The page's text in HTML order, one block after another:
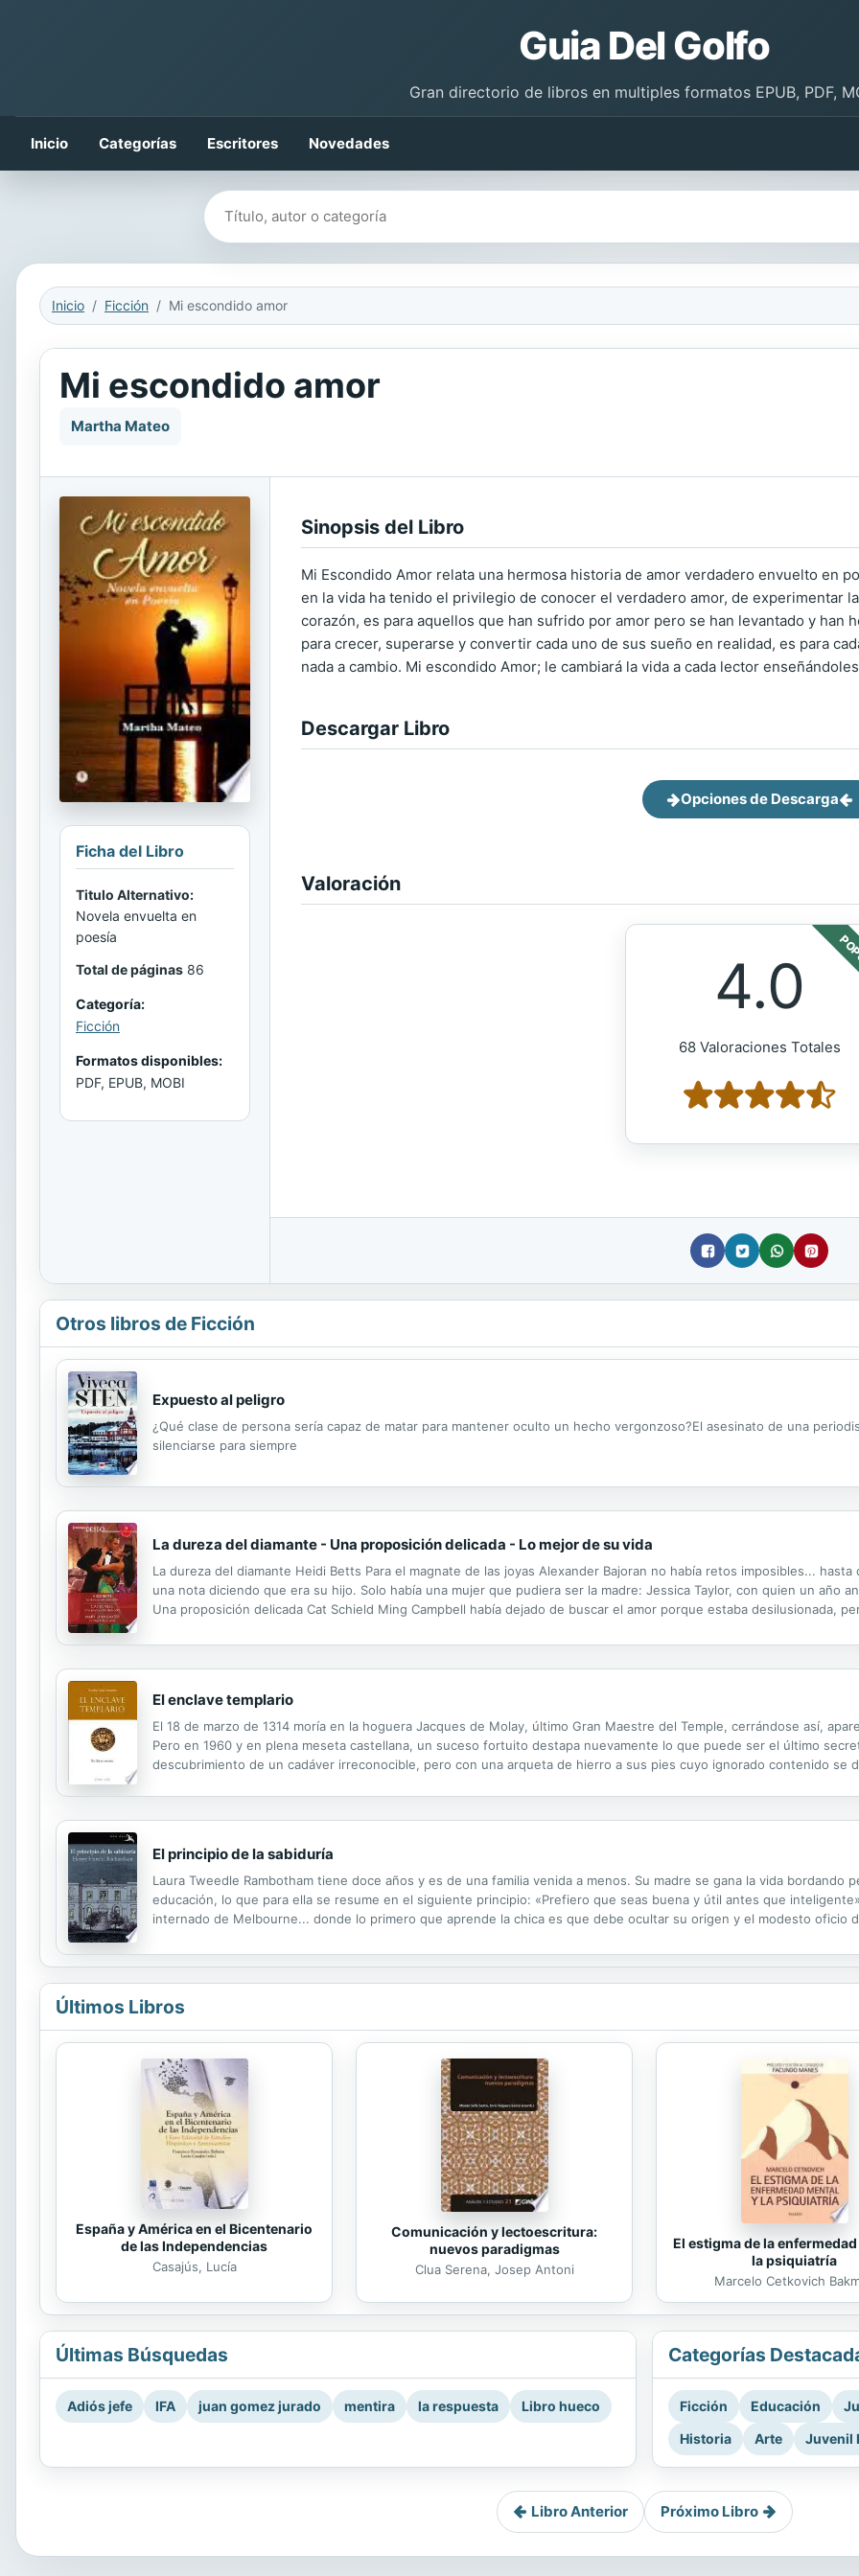
Guia Del Golfo
Gran directorio de libros en multiples formatos EPUB, PDF,
Inicio Categorías Escritores Novedades
Buscar libros
Inicio Ficción Mi escondido amor
Mi escondido amor
Martha Mateo
Ficha del Libro
Titulo Alternativo:
Novela envuelta en
poesía
Total de páginas 86
Categoría:
Ficción
Formatos disponibles:
PDF, EPUB, MOBI
Sinopsis del Libro
Mi Escondido Amor relata una hermosa historia de amor verdadero envuelto en
en la vida ha tenido el privilegio de conocer el verdadero amor, de experimentar
corazón, es para aquellos que han sufrido por amor pero se han levantado y han
para crecer, superarse y convertir cada uno de sus sueño en realidad, es para
nada a cambio. Mi escondido Amor; le cambiará la vida a cada lector
Descargar Libro
Opciones de Descarga
Valoración
4.0
68 Valoraciones Totales
Otros libros de Ficción
Expuesto al peligro
¿Qué clase de persona sería capaz de matar para mantener oculto un hecho vergonzoso?El asesinato de una
silenciarse para siempre
La dureza del diamante - Una proposición delicada - Lo mejor de su vida
La dureza del diamante Heidi Betts Para el magnate de las joyas Alexander Bajoran no había retos imposibles...
una nota diciendo que era su hijo. Solo había una mujer que pudiera ser la madre: Jessica Taylor, con quien un año
Una proposición delicada Cat Schield Ming Campbell había dejado de buscar el amor porque estaba desilusionada,
El enclave templario
El 18 de marzo de 1314 moría en la hoguera Jacques de Molay, último Gran Maestre del Temple, cerrándose así,
Pero en 1960 y en plena meseta castellana, un suceso fortuito destapa nuevamente lo que puede ser el último
descubrimiento de un cadáver irreconocible, pero con una arqueta de hierro a sus pies cuyo ignorado contenido se
El principio de la sabiduría
Laura Tweedle Rambotham tiene doce años y es de una familia venida a menos. Su madre se gana la vida bordando
educación, lo que para ella se resume en el siguiente principio: «Prefiero que seas buena y útil antes que
internado de Melbourne... donde lo primero que aprende la chica es que debe ocultar su origen y el modesto oficio
Últimos Libros
España y América en el Bicentenario
de las Independencias
Casajús, Lucía
Comunicación y lectoescritura:
nuevos paradigmas
Clua Serena, Josep Antoni
El estigma de la
la psiquiatría
Marcelo Cetkovich
Últimas Búsquedas
Adiós jefe IFA juan gomez jurado mentira la respuesta Libro hueco
Categorías
Ficción Educación
Historia
Arte Juvenil
Libro Anterior Próximo Libro